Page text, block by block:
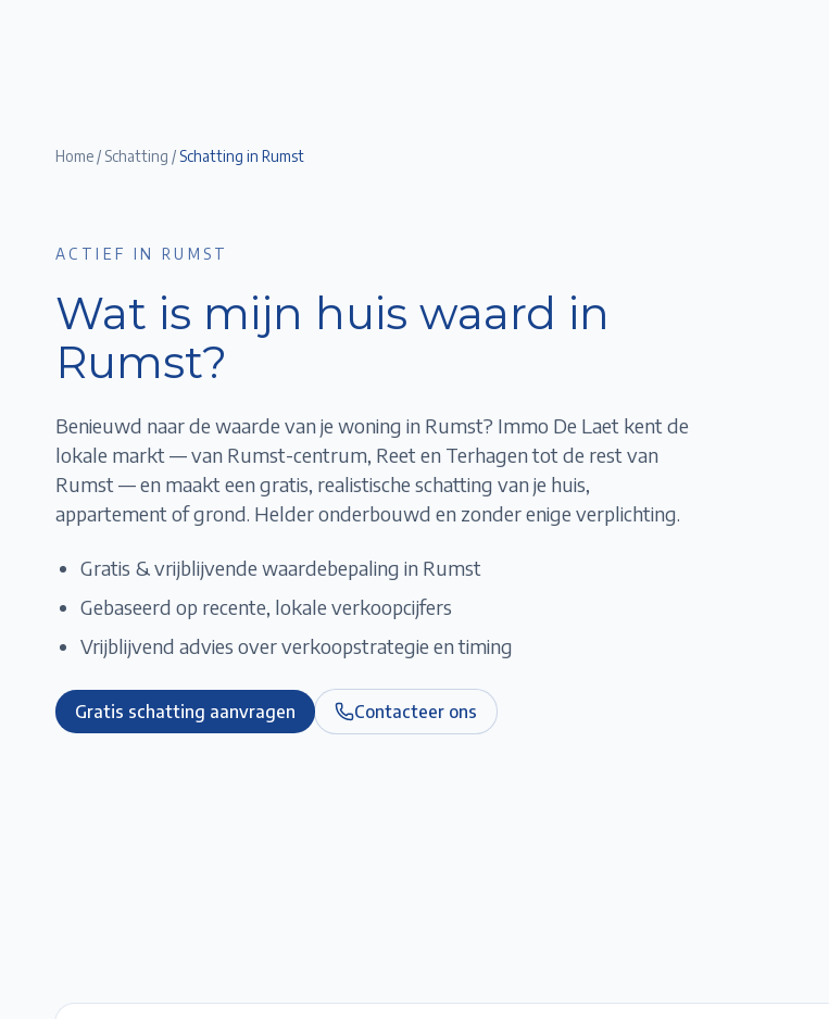
Home / Schatting / Schatting in Rumst
ACTIEF IN RUMST
Wat is mijn huis waard in
Rumst?
Benieuwd naar de waarde van je woning in Rumst? Immo De Laet kent de
lokale markt — van Rumst-centrum, Reet en Terhagentot de rest van
Rumst — en maakt een gratis, realistische schatting van je huis,
appartement of grond. Helder onderbouwd en zonder enige verplichting.
Gratis & vrijblijvende waardebepaling in Rumst
Gebaseerd op recente, lokale verkoopcijfers
Vrijblijvend advies over verkoopstrategie en timing
Gratis schatting aanvragen Contacteer ons